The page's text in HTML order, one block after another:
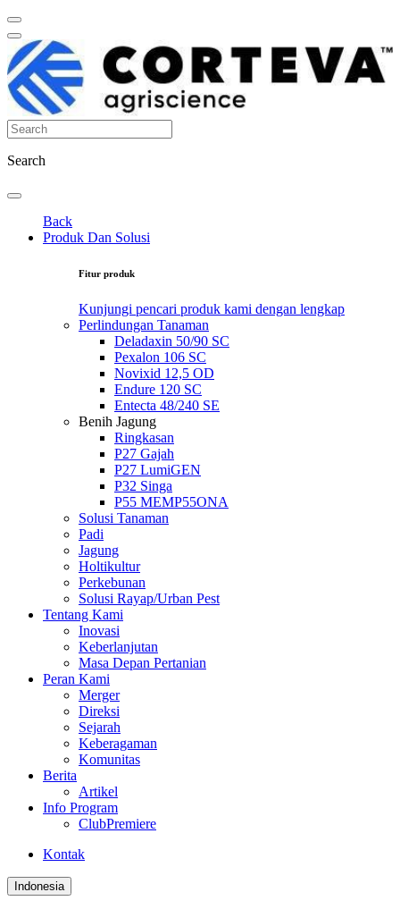
Search
Back
Produk Dan Solusi
Fitur produk
Kunjungi pencari produk kami dengan lengkap
Perlindungan Tanaman
Deladaxin 50/90 SC
Pexalon 106 SC
Novixid 12,5 OD
Endure 120 SC
Entecta 48/240 SE
Benih Jagung
Ringkasan
P27 Gajah
P27 LumiGEN
P32 Singa
P55 MEMP55ONA
Solusi Tanaman
Padi
Jagung
Holtikultur
Perkebunan
Solusi Rayap/Urban Pest
Tentang Kami
Inovasi
Keberlanjutan
Masa Depan Pertanian
Peran Kami
Merger
Direksi
Sejarah
Keberagaman
Komunitas
Berita
Artikel
Info Program
ClubPremiere
Kontak
Indonesia